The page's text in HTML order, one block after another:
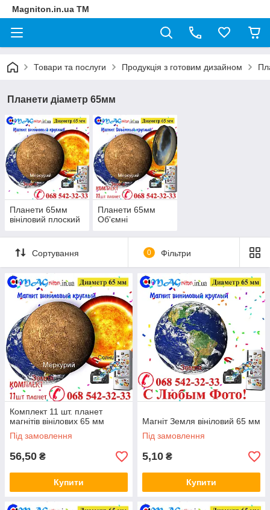
Magniton.in.ua ТМ
Товари та послуги Продукція з готовим дизайном
Планети діаметр 65мм
Планети 65мм
вініловий плоский
Планети 65мм
Об'ємні
Сортування 0 Фільтри
Комплект 11 шт. планет
магнітів вінілових 65 мм
Під замовлення
56,50 ₴
Купити
Магніт Земля вініловий 65 мм
Під замовлення
5,10 ₴
Купити